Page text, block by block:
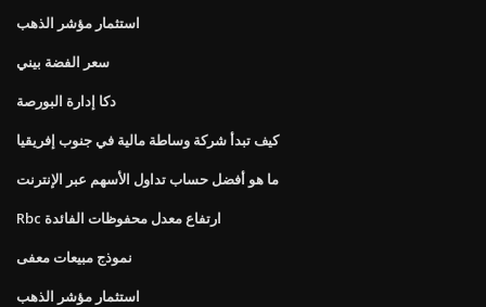
استثمار مؤشر الذهب
سعر الفضة بيني
دكا إدارة البورصة
كيف تبدأ شركة وساطة مالية في جنوب إفريقيا
ما هو أفضل حساب تداول الأسهم عبر الإنترنت
Rbc ارتفاع معدل محفوظات الفائدة
نموذج مبيعات معفى
استثمار مؤشر الذهب